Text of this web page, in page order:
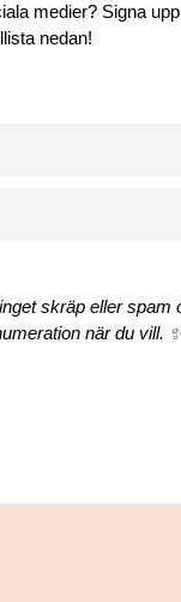
medier? Signa
nedan!
skräp eller spam
när du vill.